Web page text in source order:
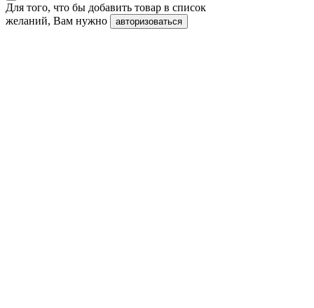
Для того, что бы добавить товар в список
желаний, Вам нужно
авторизоваться